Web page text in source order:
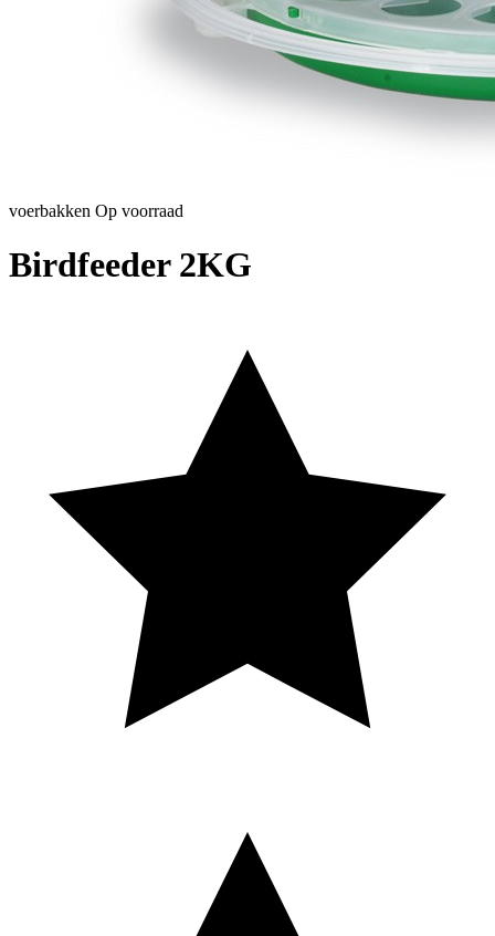
voerbakken Op voorraad
Birdfeeder 2KG